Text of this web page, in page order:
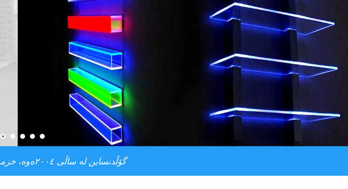
گۆڵدنساین لە ساڵی ٢٠٠٤ەوە، خزمەت بە ١٢٠+ وڵات دەکات